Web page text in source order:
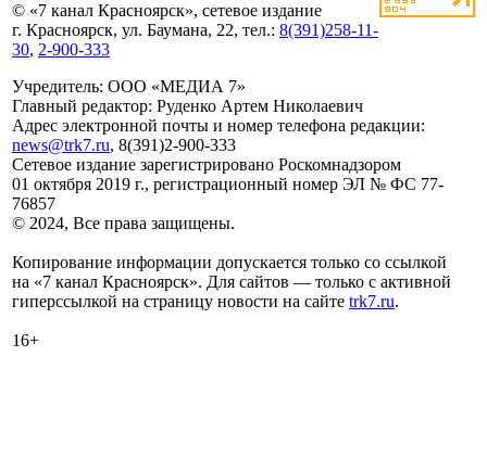
© «7 канал Красноярск», сетевое издание
г. Красноярск, ул. Баумана, 22, тел.: 8(391)258-11-
30, 2-900-333
Учредитель: ООО «МЕДИА 7»
Главный редактор: Руденко Артем Николаевич
Адрес электронной почты и номер телефона редакции:
news@trk7.ru, 8(391)2-900-333
Сетевое издание зарегистрировано Роскомнадзором
01 октября 2019 г., регистрационный номер ЭЛ № ФС 77-
76857
© 2024, Все права защищены.
Копирование информации допускается только со ссылкой
на «7 канал Красноярск». Для сайтов — только с активной
гиперссылкой на страницу новости на сайте trk7.ru.
16+